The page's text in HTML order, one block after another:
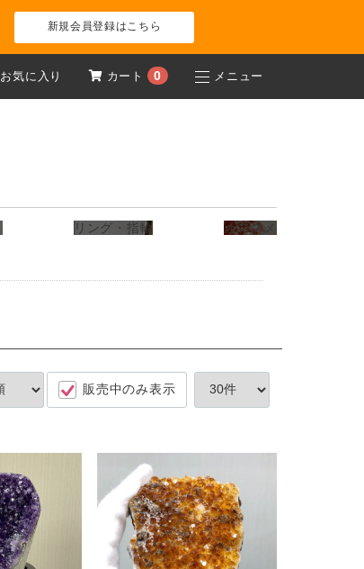
新規会員登録はこちら
お気に入り カート 0 メニュー
リング・指輪 オススメ
販売中のみ表示